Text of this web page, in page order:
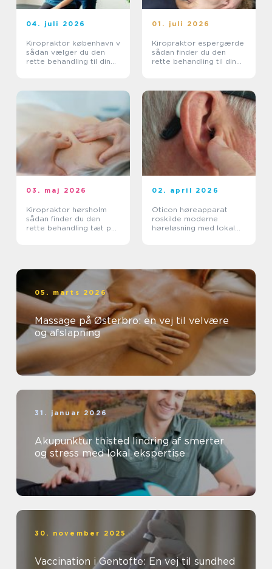
04. juli 2026
Kiropraktor københavn v
sådan vælger du den
rette behandling til dine
01. juli 2026
Kiropraktor espergærde
sådan finder du den
rette behandling til dine
03. maj 2026
Kiropraktor hørsholm
sådan finder du den
rette behandling tæt på
02. april 2026
Oticon høreapparat
roskilde moderne
høreløsning med lokal
05. marts 2026
Massage på Østerbro: en vej til velvære
og afslapning
31. januar 2026
Akupunktur thisted lindring af smerter
og stress med lokal ekspertise
30. november 2025
Vaccination i Gentofte: En vej til sundhed